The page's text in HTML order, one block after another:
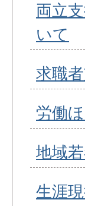
両立
いて
求職
労働
地域
生涯